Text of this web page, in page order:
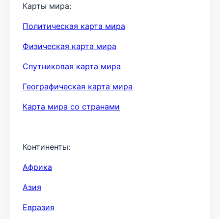
Карты мира:
Политическая карта мира
Физическая карта мира
Спутниковая карта мира
Географическая карта мира
Карта мира со странами
Континенты:
Африка
Азия
Евразия